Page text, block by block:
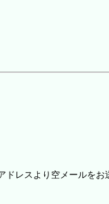
レスより空メールをお